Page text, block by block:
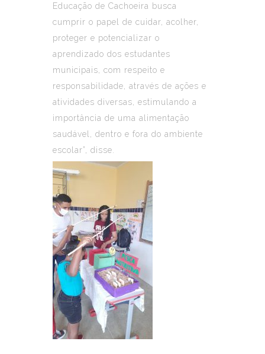
Educação de Cachoeira busca
cumprir o papel de cuidar, acolher,
proteger e potencializar o
aprendizado dos estudantes
municipais, com respeito e
responsabilidade, através de ações e
atividades diversas, estimulando a
importância de uma alimentação
saudável, dentro e fora do ambiente
escolar”, disse.